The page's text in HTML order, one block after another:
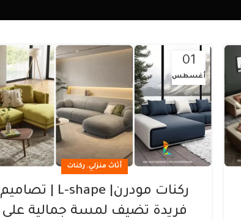
01
أغسطس
أثاث منزلي,ركنات
ركنات مودرن| L-shape | تصاميم
فريدة تضيف لمسة جمالية على